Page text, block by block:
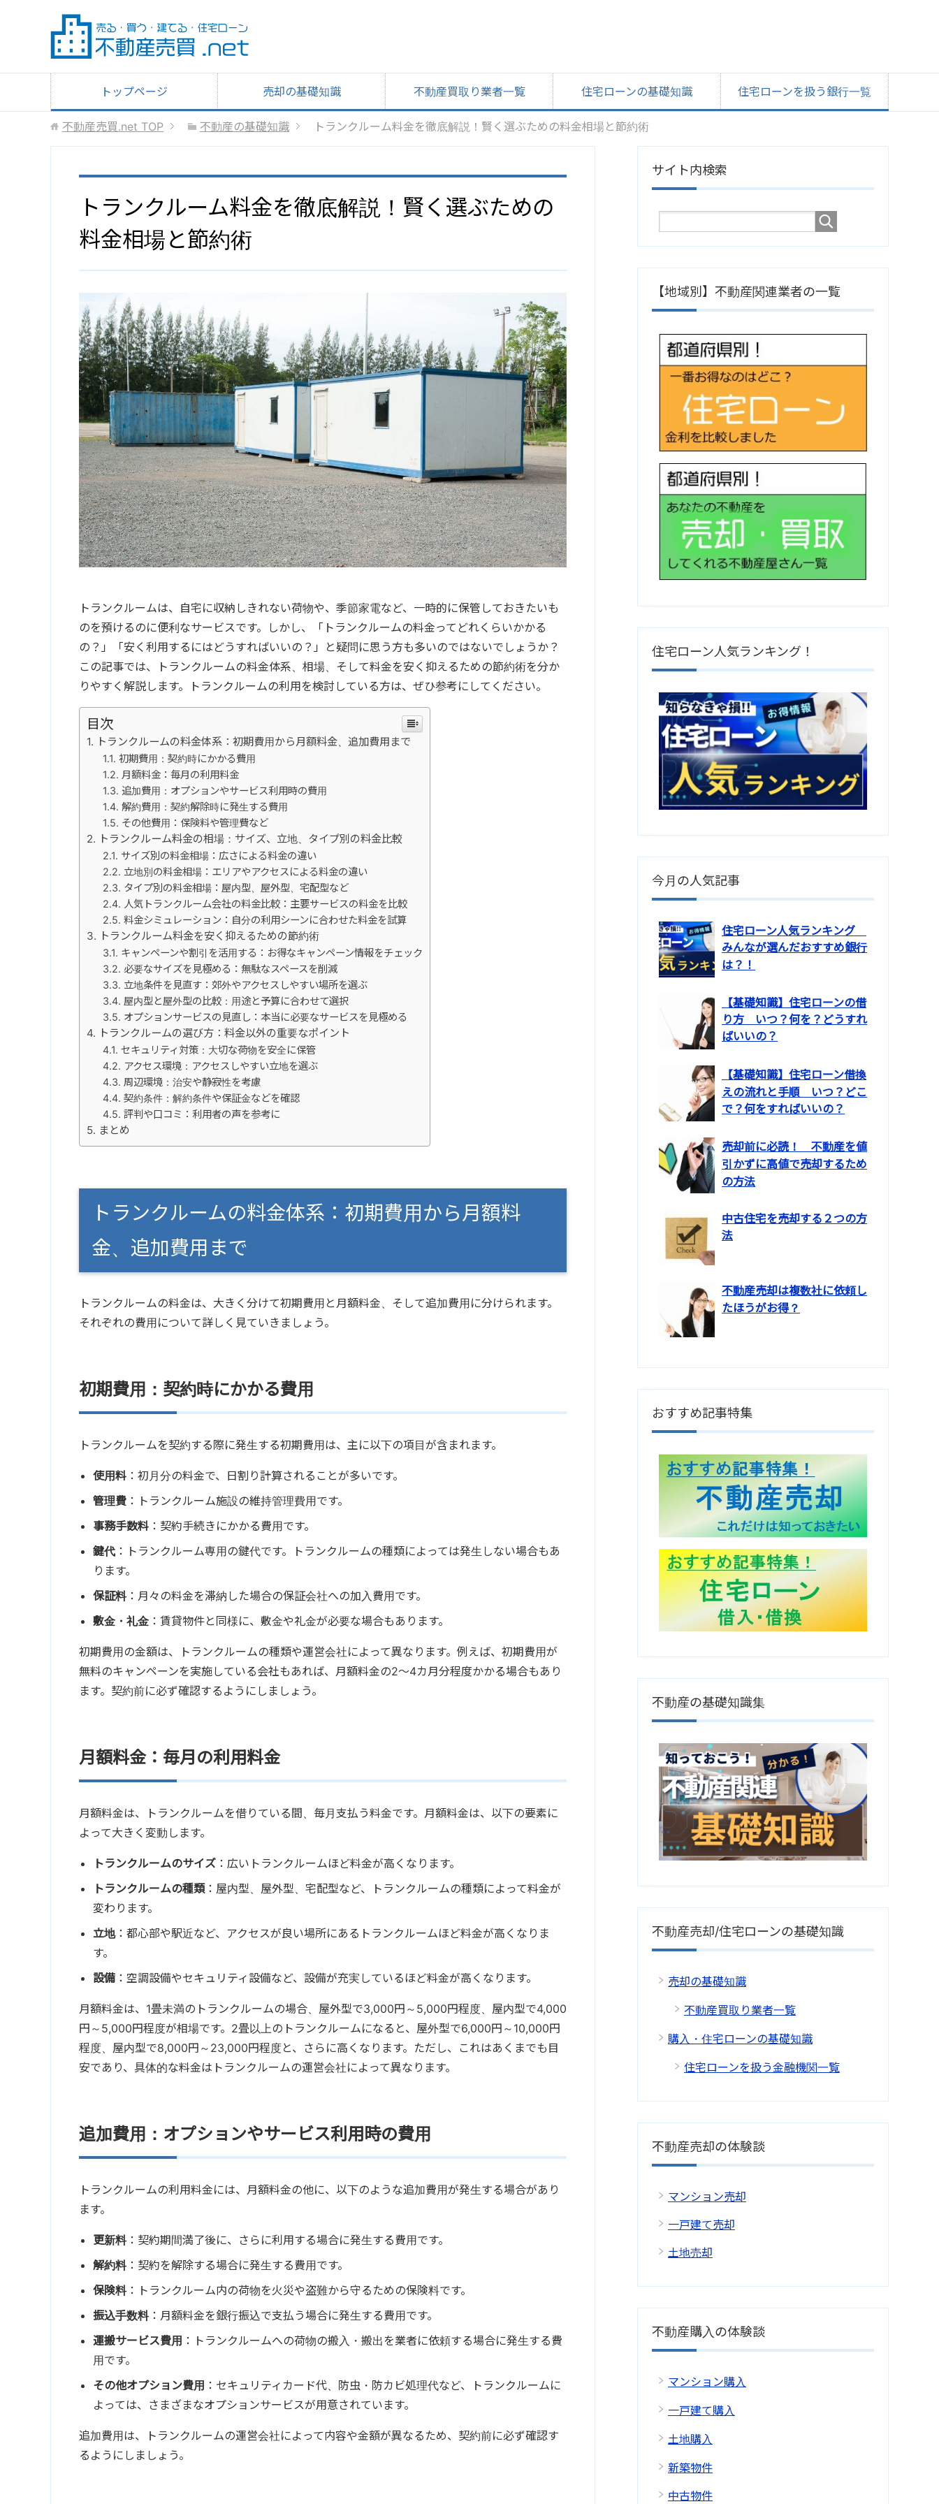
トップページ 売却の基礎知識 不動産買取り業者一覧 住宅ローンの基礎知識 住宅ローンを扱う銀行一覧
不動産売買.net TOP 不動産の基礎知識 トランクルーム料金を徹底解説！賢く選ぶための料金相場と節約術
トランクルーム料金を徹底解説！賢く選ぶための
料金相場と節約術
トランクルームは、自宅に収納しきれない荷物や、季節家電など、一時的に保管しておきたいも
のを預けるのに便利なサービスです。しかし、「トランクルームの料金ってどれくらいかかる
の？」「安く利用するにはどうすればいいの？」と疑問に思う方も多いのではないでしょうか？
この記事では、トランクルームの料金体系、相場、そして料金を安く抑えるための節約術を分か
りやすく解説します。トランクルームの利用を検討している方は、ぜひ参考にしてください。
目次
トランクルームの料金体系：初期費用から月額料金、追加費用まで
初期費用：契約時にかかる費用
月額料金：毎月の利用料金
追加費用：オプションやサービス利用時の費用
解約費用：契約解除時に発生する費用
その他費用：保険料や管理費など
トランクルーム料金の相場：サイズ、立地、タイプ別の料金比較
サイズ別の料金相場：広さによる料金の違い
立地別の料金相場：エリアやアクセスによる料金の違い
タイプ別の料金相場：屋内型、屋外型、宅配型など
人気トランクルーム会社の料金比較：主要サービスの料金を比較
料金シミュレーション：自分の利用シーンに合わせた料金を試算
トランクルーム料金を安く抑えるための節約術
キャンペーンや割引を活用する：お得なキャンペーン情報をチェック
必要なサイズを見極める：無駄なスペースを削減
立地条件を見直す：郊外やアクセスしやすい場所を選ぶ
屋内型と屋外型の比較：用途と予算に合わせて選択
オプションサービスの見直し：本当に必要なサービスを見極める
トランクルームの選び方：料金以外の重要なポイント
セキュリティ対策：大切な荷物を安全に保管
アクセス環境：アクセスしやすい立地を選ぶ
周辺環境：治安や静寂性を考慮
契約条件：解約条件や保証金などを確認
評判や口コミ：利用者の声を参考に
まとめ
トランクルームの料金体系：初期費用から月額料
金、追加費用まで
トランクルームの料金は、大きく分けて初期費用と月額料金、そして追加費用に分けられます。
それぞれの費用について詳しく見ていきましょう。
初期費用：契約時にかかる費用
トランクルームを契約する際に発生する初期費用は、主に以下の項目が含まれます。
使用料 ：初月分の料金で、日割り計算されることが多いです。
管理費 ：トランクルーム施設の維持管理費用です。
事務手数料 ：契約手続きにかかる費用です。
鍵代 ：トランクルーム専用の鍵代です。トランクルームの種類によっては発生しない場合もあ
ります。
保証料：月々の料金を滞納した場合の保証会社への加入費用です。
敷金・礼金 ：賃貸物件と同様に、敷金や礼金が必要な場合もあります。
初期費用の金額は、トランクルームの種類や運営会社によって異なります。例えば、初期費用が
無料のキャンペーンを実施している会社もあれば、月額料金の2～4カ月分程度かかる場合もあり
ます。契約前に必ず確認するようにしましょう。
月額料金：毎月の利用料金
月額料金は、トランクルームを借りている間、毎月支払う料金です。月額料金は、以下の要素に
よって大きく変動します。
トランクルームのサイズ ：広いトランクルームほど料金が高くなります。
トランクルームの種類：屋内型、屋外型、宅配型など、トランクルームの種類によって料金が
変わります。
立地：都心部や駅近など、アクセスが良い場所にあるトランクルームほど料金が高くなりま
す。
設備 ：空調設備やセキュリティ設備など、設備が充実しているほど料金が高くなります。
月額料金は、1畳未満のトランクルームの場合、屋外型で3,000円～5,000円程度、屋内型で4,000
円～5,000円程度が相場です。2畳以上のトランクルームになると、屋外型で6,000円～10,000円
程度、屋内型で8,000円～23,000円程度と、さらに高くなります。ただし、これはあくまでも目
安であり、具体的な料金はトランクルームの運営会社によって異なります。
追加費用：オプションやサービス利用時の費用
トランクルームの利用料金には、月額料金の他に、以下のような追加費用が発生する場合があり
ます。
更新料：契約期間満了後に、さらに利用する場合に発生する費用です。
解約料：契約を解除する場合に発生する費用です。
保険料：トランクルーム内の荷物を火災や盗難から守るための保険料です。
振込手数料：月額料金を銀行振込で支払う場合に発生する費用です。
運搬サービス費用 ：トランクルームへの荷物の搬入・搬出を業者に依頼する場合に発生する費
用です。
その他オプション費用 ：セキュリティカード代、防虫・防カビ処理代など、トランクルームに
よっては、さまざまなオプションサービスが用意されています。
追加費用は、トランクルームの運営会社によって内容や金額が異なるため、契約前に必ず確認す
るようにしましょう。
サイト内検索
【地域別】不動産関連業者の一覧
住宅ローン人気ランキング！
今月の人気記事
住宅ローン人気ランキング
みんなが選んだおすすめ銀行
は？！
【基礎知識】住宅ローンの借
り方 いつ？何を？どうすれ
ばいいの？
【基礎知識】住宅ローン借換
えの流れと手順 いつ？どこ
で？何をすればいいの？
売却前に必読！ 不動産を値
引かずに高値で売却するため
の方法
中古住宅を売却する２つの方
法
不動産売却は複数社に依頼し
たほうがお得？
おすすめ記事特集
不動産の基礎知識集
不動産売却/住宅ローンの基礎知識
売却の基礎知識
不動産買取り業者一覧
購入・住宅ローンの基礎知識
住宅ローンを扱う金融機関一覧
不動産売却の体験談
マンション売却
一戸建て売却
土地売却
不動産購入の体験談
マンション購入
一戸建て購入
土地購入
新築物件
中古物件